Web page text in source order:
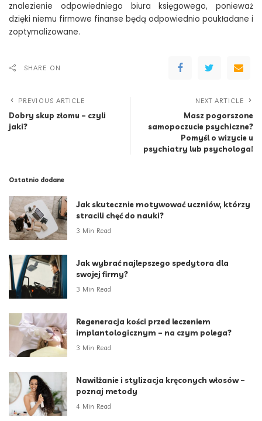
znalezienie odpowiedniego biura księgowego, ponieważ
dzięki niemu firmowe finanse będą odpowiednio poukładane i
zoptymalizowane.
SHARE ON
PREVIOUS ARTICLE
Dobry skup złomu – czyli
jaki?
NEXT ARTICLE
Masz pogorszone
samopoczucie psychiczne?
Pomyśl o wizycie u
psychiatry lub psychologa!
Ostatnio dodane
Jak skutecznie motywować uczniów, którzy
stracili chęć do nauki?
3 Min Read
Jak wybrać najlepszego spedytora dla
swojej firmy?
3 Min Read
Regeneracja kości przed leczeniem
implantologicznym – na czym polega?
3 Min Read
Nawilżanie i stylizacja kręconych włosów –
poznaj metody
4 Min Read